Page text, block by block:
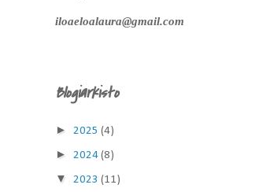
iloaeloalaura@gmail.com
Blogiarkisto
► 2025 (4)
► 2024 (8)
▼ 2023 (11)